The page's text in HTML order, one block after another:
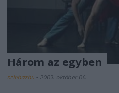
Három az egyben
szinhazhu • 2009. október 06.